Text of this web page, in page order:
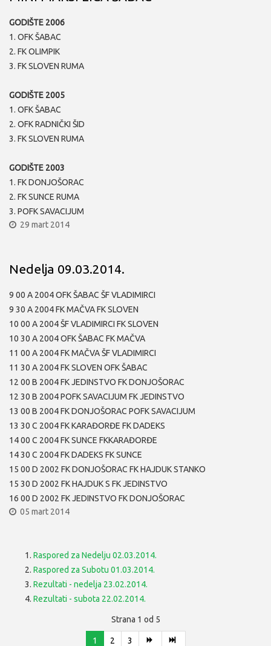
GODIŠTE 2006
1. OFK ŠABAC
2. FK OLIMPIK
3. FK SLOVEN RUMA
GODIŠTE 2005
1. OFK ŠABAC
2. OFK RADNIČKI ŠID
3. FK SLOVEN RUMA
GODIŠTE 2003
1. FK DONJOŠORAC
2. FK SUNCE RUMA
3. POFK SAVACIJUM
29 mart 2014
Nedelja 09.03.2014.
9 00 A 2004 OFK ŠABAC ŠF VLADIMIRCI
9 30 A 2004 FK MAČVA FK SLOVEN
10 00 A 2004 ŠF VLADIMIRCI FK SLOVEN
10 30 A 2004 OFK ŠABAC FK MAČVA
11 00 A 2004 FK MAČVA ŠF VLADIMIRCI
11 30 A 2004 FK SLOVEN OFK ŠABAC
12 00 B 2004 FK JEDINSTVO FK DONJOŠORAC
12 30 B 2004 POFK SAVACIJUM FK JEDINSTVO
13 00 B 2004 FK DONJOŠORAC POFK SAVACIJUM
13 30 C 2004 FK KARAĐORĐE FK DADEKS
14 00 C 2004 FK SUNCE FKKARAĐORĐE
14 30 C 2004 FK DADEKS FK SUNCE
15 00 D 2002 FK DONJOŠORAC FK HAJDUK STANKO
15 30 D 2002 FK HAJDUK S FK JEDINSTVO
16 00 D 2002 FK JEDINSTVO FK DONJOŠORAC
05 mart 2014
Raspored za Nedelju 02.03.2014.
Raspored za Subotu 01.03.2014.
Rezultati - nedelja 23.02.2014.
Rezultati - subota 22.02.2014.
Strana 1 od 5
1 2 3